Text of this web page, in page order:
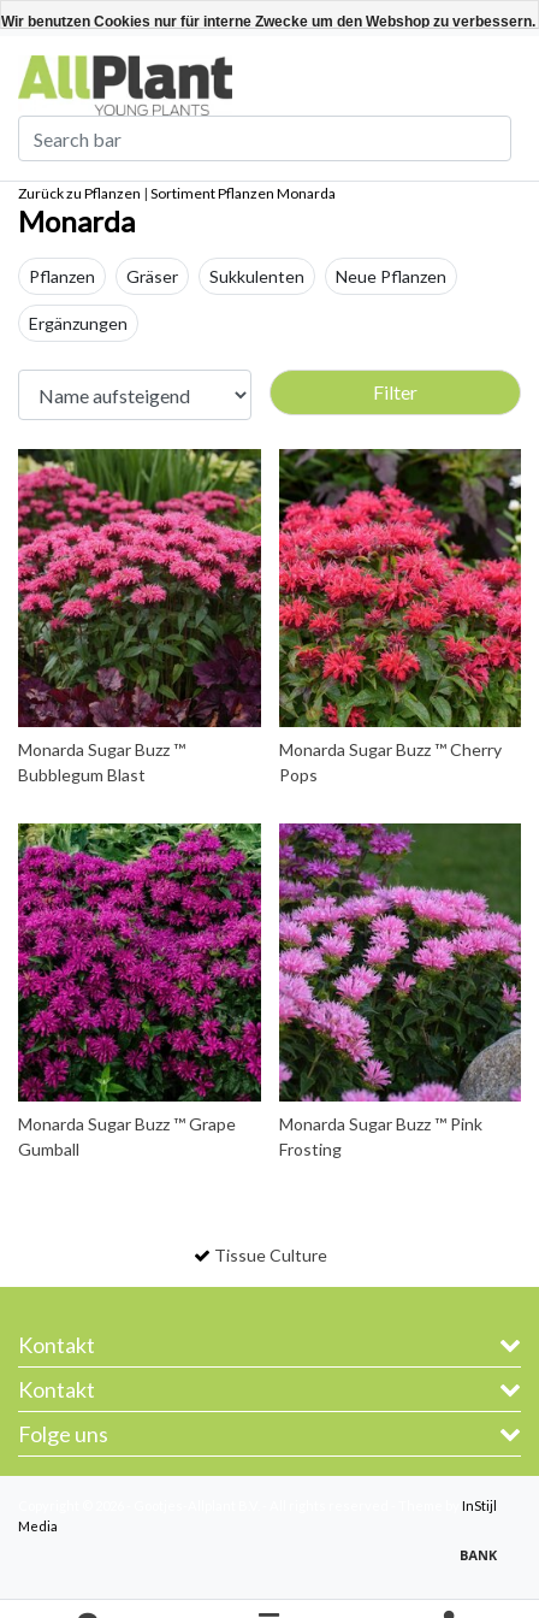
Kundenkonto anlegen / anmelden Deutsch
Zurück zu Pflanzen | SortimentPflanzen Monarda
Monarda
Pflanzen Gräser Sukkulenten Neue Pflanzen
Ergänzungen
Filter
Monarda Sugar Buzz ™
Bubblegum Blast
Monarda Sugar Buzz ™ Cherry
Pops
Monarda Sugar Buzz ™ Grape
Gumball
Monarda Sugar Buzz ™ Pink
Frosting
Tissue Culture
Kontakt
Kontakt
Folge uns
InStijl
Media
Wir benutzen Cookies nur für interne Zwecke um den Webshop zu